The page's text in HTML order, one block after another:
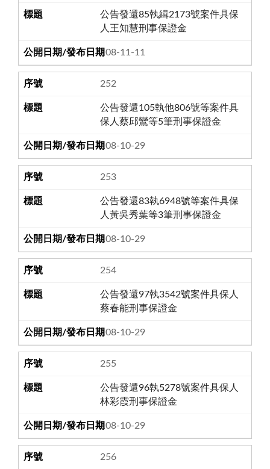
公告發還85執緝2173號案件具保
人王知慧刑事保證金
108-11-11
252
公告發還105執他806號等案件具
保人蔡邱鸞等5筆刑事保證金
108-10-29
253
公告發還83執6948號等案件具保
人黃吳秀葉等3筆刑事保證金
108-10-29
254
公告發還97執3542號案件具保人
蔡春能刑事保證金
108-10-29
255
公告發還96執5278號案件具保人
林彩霞刑事保證金
108-10-29
256